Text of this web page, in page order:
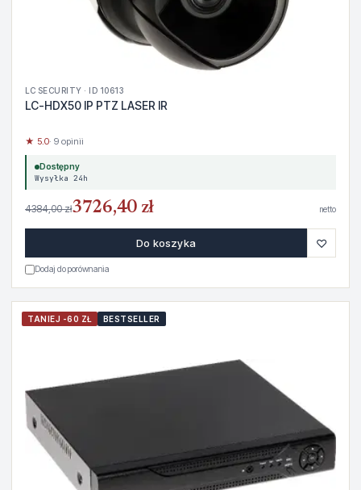
LC SECURITY · ID 10613
LC-HDX50 IP PTZ LASER IR
★ 5.0· 9 opinii
Dostępny
Wysyłka 24h
4384,00 zł3726,40 zł netto
Do koszyka ♡
Dodaj do porównania
TANIEJ -60 ZŁ BESTSELLER